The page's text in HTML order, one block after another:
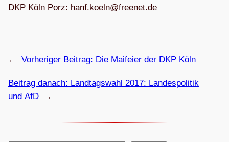
DKP Köln Porz:
ed.te
neerf
@nleo
k.fna
h
← Vorheriger Beitrag: Die Mai­feier der DKP Köln
Beitrag danach: Land­tags­wahl 2017: Lan­des­po­li­tik
und AfD
→